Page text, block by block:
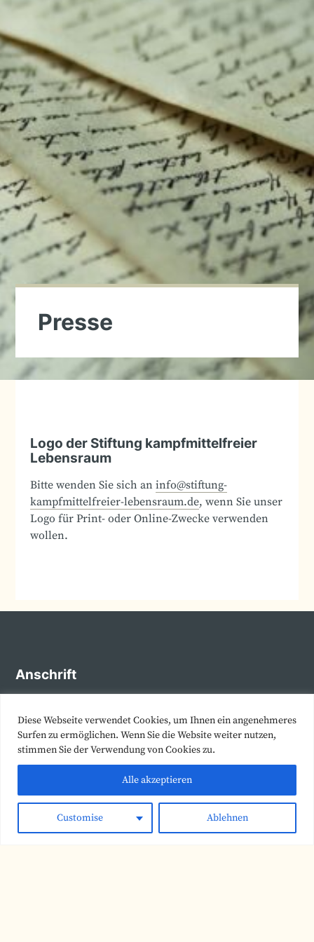
Diese Webseite verwendet Cookies, um Ihnen ein angenehmeres
Surfen zu ermöglichen. Wenn Sie die Website weiter nutzen,
stimmen Sie der Verwendung von Cookies zu.
Customise Ablehnen
Alle akzeptieren
Presse
Logo der Stiftung kampfmittelfreier
Lebensraum
Bitte wenden Sie sich an info@stiftung-
kampfmittelfreier-lebensraum.de, wenn Sie unser
Logo für Print- oder Online-Zwecke verwenden
wollen.
Anschrift
99094 Erfurt
Deutschland
Telefonisch:+49 (0) 361 78 94 60 67
info@stiftung-kampfmittelfreier-lebensraum.de